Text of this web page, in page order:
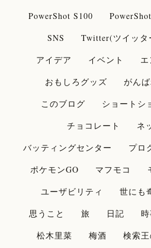
PowerShot S100
SNS
Twitter(ツイッタ
アイデア
イベント
おもしろグッズ
がん
このブログ
ショートシ
チョコレート
ネ
バッティングセンター
プロ
ポケモンGO
マフモコ
ユーザビリティ
世にも
思うこと
旅 日記
松木里菜
梅酒 検索